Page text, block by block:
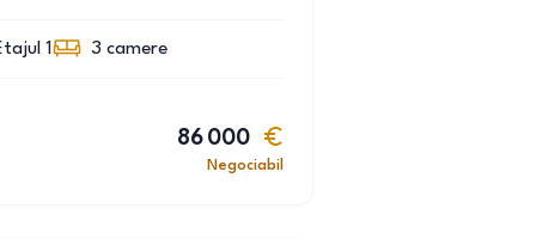
1 3 camere
86 000
Negociabil